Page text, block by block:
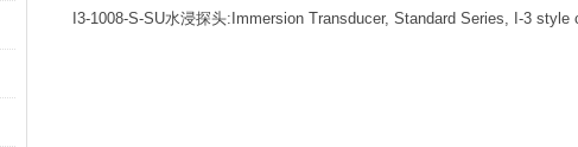
I3-1008-S-SU水浸探头: Immersion Transducer, Standard Series, I-3